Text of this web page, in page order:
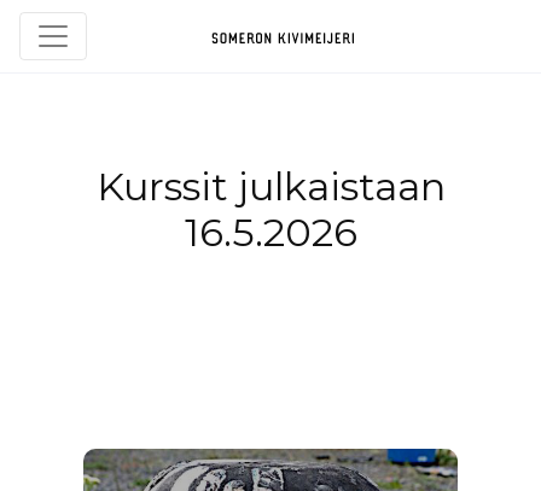
Kurssit julkaistaan
16.5.2026